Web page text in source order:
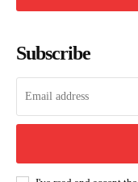
Subscribe